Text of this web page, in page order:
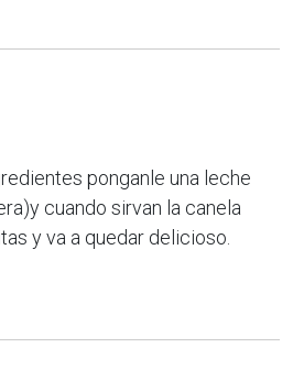
ponganle una leche
cuando sirvan la canela
y va a quedar delicioso.